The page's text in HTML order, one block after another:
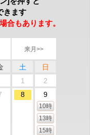
きます
合もあります。
来月>>
土
日
1
2
8 9
10時
13時
15時